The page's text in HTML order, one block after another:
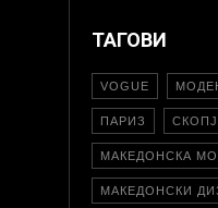
ТАГОВИ
VOGUE
ПАРИЗ
МАКЕДОНСКА
МАКЕДОНСКИ